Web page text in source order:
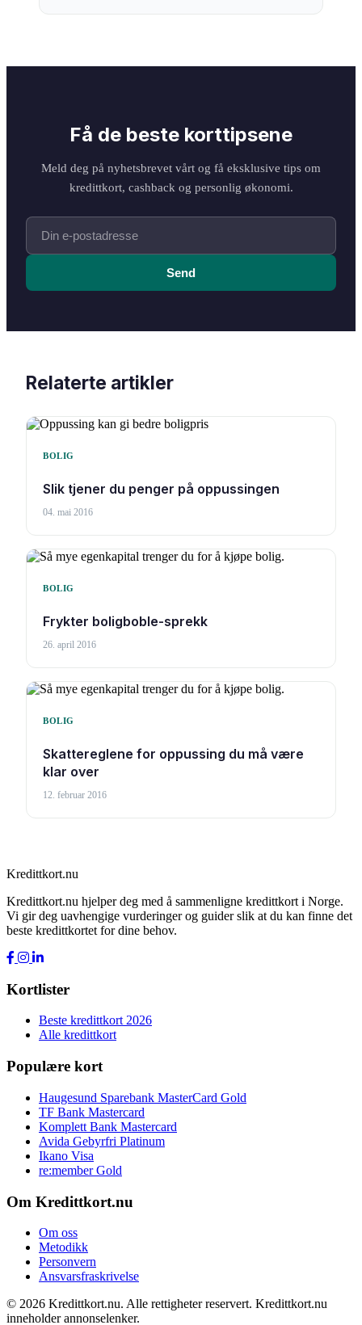
Få de beste korttipsene
Meld deg på nyhetsbrevet vårt og få eksklusive tips om
kredittkort, cashback og personlig økonomi.
Send
Relaterte artikler
BOLIG
Slik tjener du penger på oppussingen
04. mai 2016
BOLIG
Frykter boligboble-sprekk
26. april 2016
BOLIG
Skattereglene for oppussing du må være
klar over
12. februar 2016
Kredittkort.nu
Kredittkort.nu hjelper deg med å sammenligne kredittkort i Norge.
Vi gir deg uavhengige vurderinger og guider slik at du kan finne det
beste kredittkortet for dine behov.
Kortlister
Beste kredittkort 2026
Alle kredittkort
Populære kort
Haugesund Sparebank MasterCard Gold
TF Bank Mastercard
Komplett Bank Mastercard
Avida Gebyrfri Platinum
Ikano Visa
re:member Gold
Om Kredittkort.nu
Om oss
Metodikk
Personvern
Ansvarsfraskrivelse
© 2026 Kredittkort.nu. Alle rettigheter reservert. Kredittkort.nu
inneholder annonselenker.